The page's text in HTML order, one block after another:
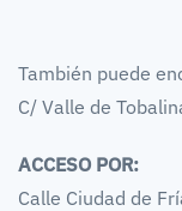
También puede
C/ Valle de
ACCESO POR:
Calle Ciudad de